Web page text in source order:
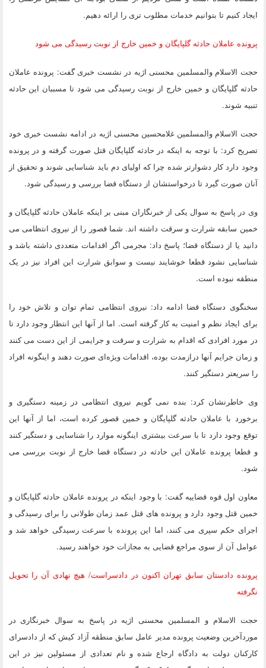
ایجاد کنیم تا بتوانیم خدمات مطلوب تری را ارائه دهیم.
پرونده عاملان حادثه گلپایگان و خمین خارج از نوبت رسیدگی می شود
حجت الاسلام والمسلمین محسنی اژیه در نشست خبری گفت: پرونده عاملان
حادثه گلپایگان و خمین خارج از نوبت رسیدگی می شود تا مسببان این حادثه
تنبیه شوند.
حجت الاسلام والمسلمین غلامحسین محسنی اژیه در ادامه نشست خبری خود
تصریح کرد: با توجه به اینکه در حادثه گلپایگان قتل صورت گرفته و در پرونده
وجود دارد کار دشوارتر شده چرا که اولیای دم باید شناسایی شوند و تحقیق از
آنان صورت گیرد تا درخواستشان از دستگاه قضا بررسی و رسیدگی شود.
وی در پاسخ به سوال یکی از خبرنگاران مبنی بر اینکه عاملان حادثه گلپایگان و
خمین سابقه شرارت و سرقت داشته اند. شما قصور را از نیروی انتظامی می
دانید یا از دستگاه قضا؛ پاسخ داد: مجرمی اگر اقدامات متعددی داشته باشد و
شناسایی نشود قطعا خوشایند نیست و سوابق شرارت این افراد نیز در یک
منطقه نبوده است.
سخنگوی دستگاه قضا ادامه داد: نیروی انتظامی تمام توان و تلاش خود را
برای ایجاد نظم و امنیت به کار گرفته است. اما از آنها این انتظار وجود دارد تا
در مورد افرادی که اقدام به شرارت و سرقت و جرایمی از این دست می کنند
و زمان جرایم آنها درازمدت بوده، اقدامات ویژه‌ای صورت دهند و اینگونه افراد
را سریعتر دستگیر کنند.
وی خاطرنشان کرد: بنده نمی گویم نیروی انتظامی در زمینه دستگیری و
برخورد با عاملان حادثه گلپایگان و خمین قصور کرده است، اما از آنها این
توقع وجود دارد تا با سرعت بیشتری اینگونه موارد را شناسایی و دستگیر کنند
و قطعا پرونده عاملان این حادثه در دستگاه قضا خارج از نوبت بررسی می
شود.
معاون اول قوه قضاییه گفت: با وجود اینکه در پرونده عاملان حادثه گلپایگان و
خمین قتل وجود دارد و پرونده های قتل عمد زمان طولانی را برای رسیدگی و
اجرای حکم سپری می کنند، اما این پرونده با سرعت رسیدگی خواهد شد و
عوامل آن از سوی مراجع قضایی به مجازات خود خواهند رسید.
پرونده دادستان سابق تهران اکنون در دادسراست/ هیچ نهادی آن را تحویل
نگرفته
حجت الاسلام و المسلمین محسنی اژیه در پاسخ به سوال خبرنگاری در
موردآخرین وضعیت پرونده مدیر عامل سابق منطقه آزاد کیش که از دادسرای
کارکنان دولت به دادگاه ارجاع شده و نام تعدادی از مسئولین نیز در این